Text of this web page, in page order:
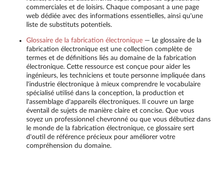
commerciales et de loisirs. Chaque composant a une page
web dédiée avec des informations essentielles, ainsi qu'une
liste de substituts potentiels.
Glossaire de la fabrication électronique — Le glossaire de la
fabrication électronique est une collection complète de
termes et de définitions liés au domaine de la fabrication
électronique. Cette ressource est conçue pour aider les
ingénieurs, les techniciens et toute personne impliquée dans
l'industrie électronique à mieux comprendre le vocabulaire
spécialisé utilisé dans la conception, la production et
l'assemblage d'appareils électroniques. Il couvre un large
éventail de sujets de manière claire et concise. Que vous
soyez un professionnel chevronné ou que vous débutiez dans
le monde de la fabrication électronique, ce glossaire sert
d'outil de référence précieux pour améliorer votre
compréhension du domaine.